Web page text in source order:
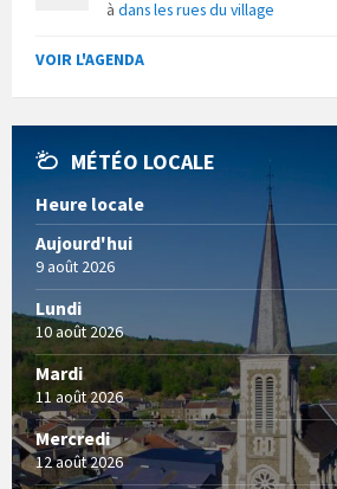
à dans les rues du village
VOIR L'AGENDA
MÉTÉO LOCALE
Heure locale
Aujourd'hui
9 août 2026
Lundi
10 août 2026
Mardi
11 août 2026
Mercredi
12 août 2026